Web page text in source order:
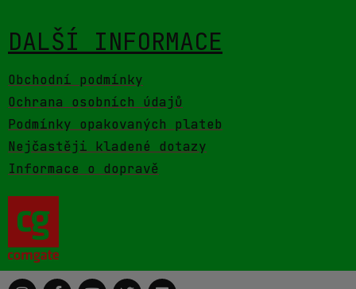
DALŠÍ INFORMACE
Obchodní podmínky
Ochrana osobních údajů
Podmínky opakovaných plateb
Nejčastěji kladené dotazy
Informace o dopravě